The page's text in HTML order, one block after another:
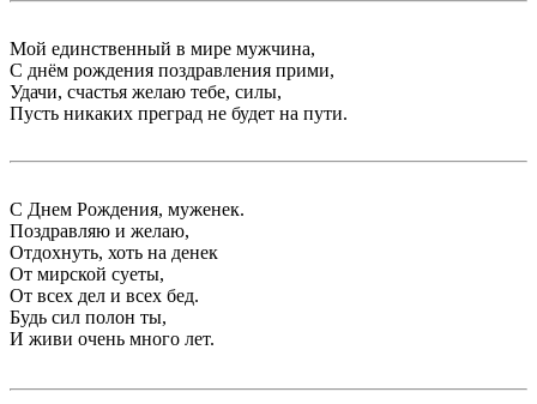
Мой единственный в мире мужчина,
С днём рождения поздравления прими,
Удачи, счастья желаю тебе, силы,
Пусть никаких преград не будет на пути.
С Днем Рождения, муженек.
Поздравляю и желаю,
Отдохнуть, хоть на денек
От мирской суеты,
От всех дел и всех бед.
Будь сил полон ты,
И живи очень много лет.